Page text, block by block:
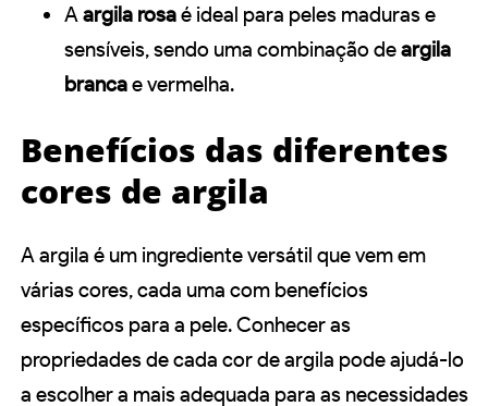
Aargila rosaé ideal para peles maduras e
sensíveis, sendo uma combinação deargila
brancae vermelha.
Benefícios das diferentes
cores de argila
A argila é um ingrediente versátil que vem em
várias cores, cada uma com benefícios
específicos para a pele. Conhecer as
propriedades de cada cor de argila pode ajudá-lo
a escolher a mais adequada para as necessidades